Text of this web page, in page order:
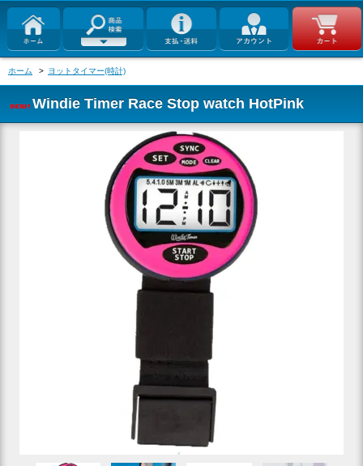
ホーム > ヨットタイマー(時計)
Windie Timer Race Stop watch HotPink